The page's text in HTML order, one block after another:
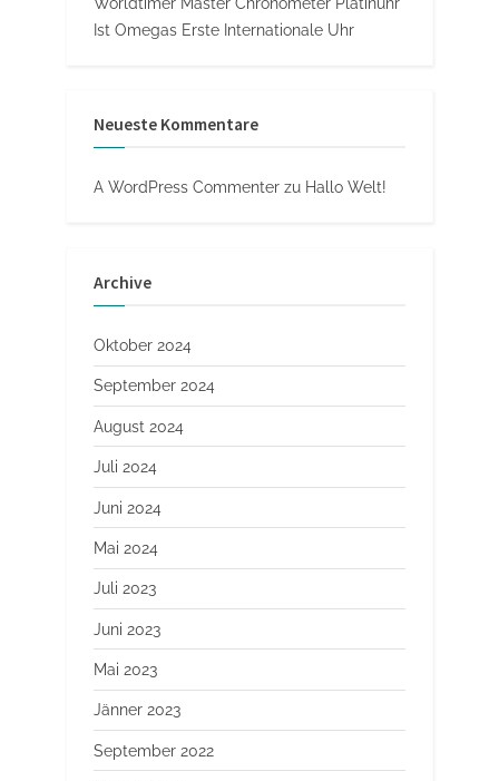
Ist Omegas Erste Internationale Uhr
Neueste Kommentare
A WordPress Commenter zu Hallo Welt!
Archive
Oktober 2024
September 2024
August 2024
Juli 2024
Juni 2024
Mai 2024
Juli 2023
Juni 2023
Mai 2023
Jänner 2023
September 2022